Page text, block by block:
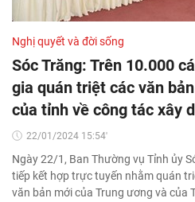
Nghị quyết và đời sống
Sóc Trăng: Trên 10.000
gia quán triệt các văn
của tỉnh về công tác xây
22/01/2024 15:54'
Ngày 22/1, Ban Thường vụ Tỉnh ủy
tiếp kết hợp trực tuyến nhằm quán
văn bản mới của Trung ương và của